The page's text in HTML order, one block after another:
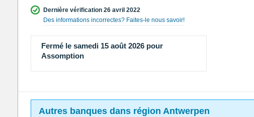
Dernière vérification 26 avril 2022
Des informations incorrectes? Faites-le nous savoir!
Fermé le samedi 15 août 2026 pour
Assomption
Autres banques dans région Antwerpen